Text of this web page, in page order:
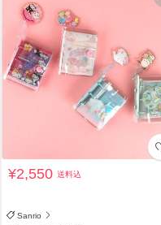
¥2,550送料込
Sanrio